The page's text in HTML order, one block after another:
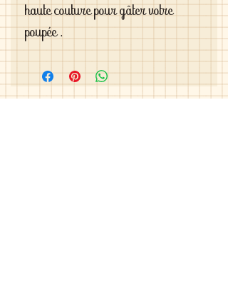
haute couture pour gâter votre
poupée .